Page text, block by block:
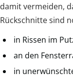
damit vermeiden,
Rückschnitte sind
in Rissen im
an den
in